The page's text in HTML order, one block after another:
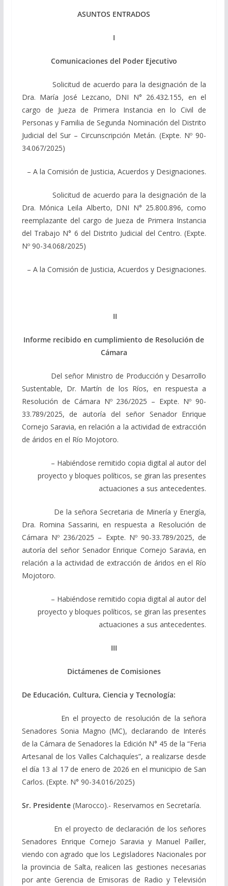
ASUNTOS ENTRADOS
I
Comunicaciones del Poder Ejecutivo
Solicitud de acuerdo para la designación de la
Dra. María José Lezcano, DNI N° 26.432.155, en el
cargo de Jueza de Primera Instancia en lo Civil de
Personas y Familia de Segunda Nominación del Distrito
Judicial del Sur – Circunscripción Metán. (Expte. Nº 90-
34.067/2025)
– A la Comisión de Justicia, Acuerdos y Designaciones.
Solicitud de acuerdo para la designación de la
Dra. Mónica Leila Alberto, DNI N° 25.800.896, como
reemplazante del cargo de Jueza de Primera Instancia
del Trabajo N° 6 del Distrito Judicial del Centro. (Expte.
Nº 90-34.068/2025)
– A la Comisión de Justicia, Acuerdos y Designaciones.
II
Informe recibido en cumplimiento de Resolución de
Cámara
Del señor Ministro de Producción y Desarrollo
Sustentable, Dr. Martín de los Ríos, en respuesta a
Resolución de Cámara Nº 236/2025 – Expte. Nº 90-
33.789/2025, de autoría del señor Senador Enrique
Cornejo Saravia, en relación a la actividad de extracción
de áridos en el Río Mojotoro.
– Habiéndose remitido copia digital al autor del
proyecto y bloques políticos, se giran las presentes
actuaciones a sus antecedentes.
De la señora Secretaria de Minería y Energía,
Dra. Romina Sassarini, en respuesta a Resolución de
Cámara Nº 236/2025 – Expte. Nº 90-33.789/2025, de
autoría del señor Senador Enrique Cornejo Saravia, en
relación a la actividad de extracción de áridos en el Río
Mojotoro.
– Habiéndose remitido copia digital al autor del
proyecto y bloques políticos, se giran las presentes
actuaciones a sus antecedentes.
III
Dictámenes de Comisiones
De Educación, Cultura, Ciencia y Tecnología:
En el proyecto de resolución de la señora
Senadores Sonia Magno (MC), declarando de Interés
de la Cámara de Senadores la Edición N° 45 de la “Feria
Artesanal de los Valles Calchaquíes”, a realizarse desde
el día 13 al 17 de enero de 2026 en el municipio de San
Carlos. (Expte. N° 90-34.016/2025)
Sr. Presidente(Marocco).- Reservamos en Secretaría.
En el proyecto de declaración de los señores
Senadores Enrique Cornejo Saravia y Manuel Pailler,
viendo con agrado que los Legisladores Nacionales por
la provincia de Salta, realicen las gestiones necesarias
por ante Gerencia de Emisoras de Radio y Televisión